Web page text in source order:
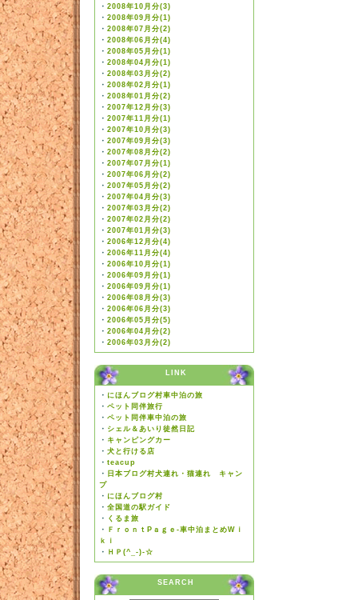
・ 2008年10月分(3)
・ 2008年09月分(1)
・ 2008年07月分(2)
・ 2008年06月分(4)
・ 2008年05月分(1)
・ 2008年04月分(1)
・ 2008年03月分(2)
・ 2008年02月分(1)
・ 2008年01月分(2)
・ 2007年12月分(3)
・ 2007年11月分(1)
・ 2007年10月分(3)
・ 2007年09月分(3)
・ 2007年08月分(2)
・ 2007年07月分(1)
・ 2007年06月分(2)
・ 2007年05月分(2)
・ 2007年04月分(3)
・ 2007年03月分(2)
・ 2007年02月分(2)
・ 2007年01月分(3)
・ 2006年12月分(4)
・ 2006年11月分(4)
・ 2006年10月分(1)
・ 2006年09月分(1)
・ 2006年09月分(1)
・ 2006年08月分(3)
・ 2006年06月分(3)
・ 2006年05月分(5)
・ 2006年04月分(2)
・ 2006年03月分(2)
LINK
・ にほんブログ村車中泊の旅
・ ペット同伴旅行
・ ペット同伴車中泊の旅
・ シェル＆あいり徒然日記
・ キャンピングカー
・ 犬と行ける店
・ teacup
・ 日本ブログ村犬連れ・猫連れ キャン
プ
・ にほんブログ村
・ 全国道の駅ガイド
・ くるま旅
・ ＦｒｏｎｔPａｇｅ-車中泊まとめWｉ
ｋｉ
・ ＨＰ(^_-)-☆
SEARCH